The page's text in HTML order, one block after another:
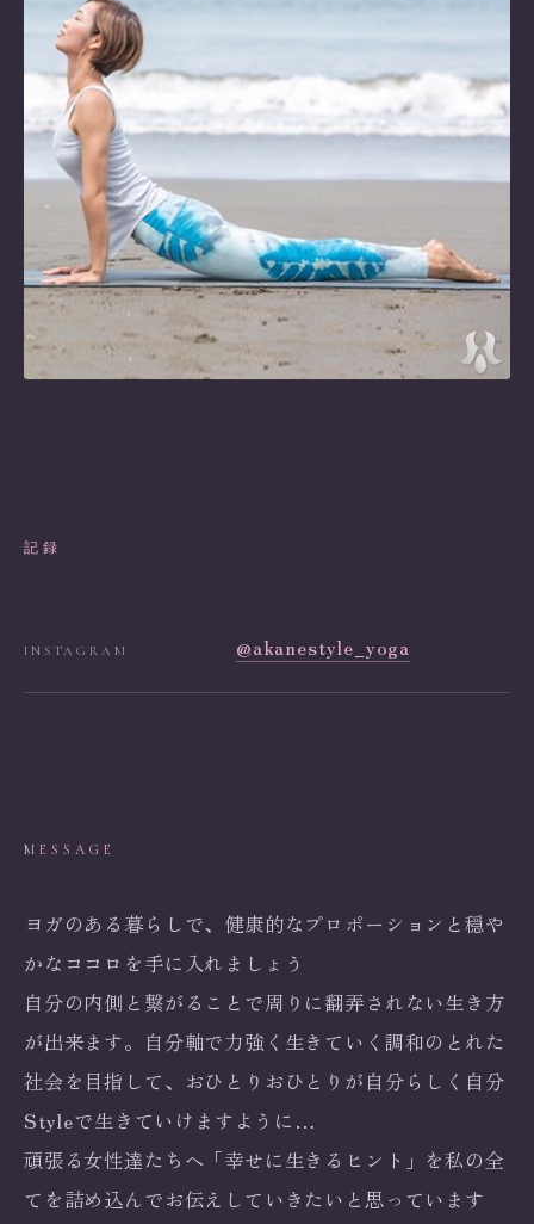
記録
INSTAGRAM @akanestyle_yoga
MESSAGE
ヨガのある暮らしで、健康的なプロポーションと穏や
かなココロを手に入れましょう
自分の内側と繋がることで周りに翻弄されない生き方
が出来ます。自分軸で力強く生きていく調和のとれた
社会を目指して、おひとりおひとりが自分らしく自分
Styleで生きていけますように…
頑張る女性達たちへ「幸せに生きるヒント」を私の全
てを詰め込んでお伝えしていきたいと思っています